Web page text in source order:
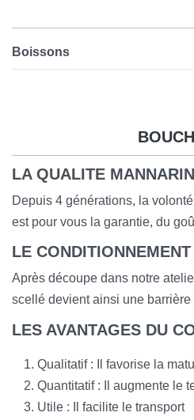
Boissons
LA QUALITE
Depuis 4 générations, la
est pour vous la garantie, du
LE
Après découpe dans notre
scellé devient ainsi une
LES AVANTAGES DU
Qualitatif : Il favorise la
Quantitatif : Il augmente le
Utile : Il facilite le transport